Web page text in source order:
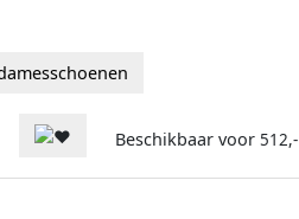
Beschikbaar voor 512,-